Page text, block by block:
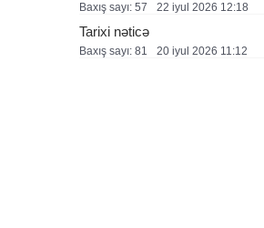
Baxış sayı: 57 22 i̇yul 2026 12:18
Tarixi nəticə
Baxış sayı: 81 20 i̇yul 2026 11:12